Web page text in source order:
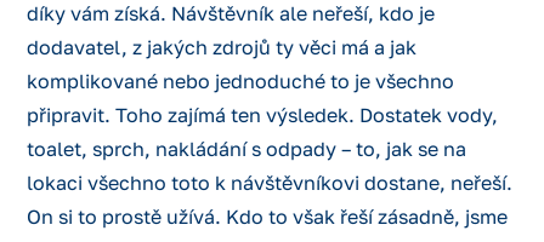
díky vám získá. Návštěvník ale neřeší, kdo je
dodavatel, z jakých zdrojů ty věci má a jak
komplikované nebo jednoduché to je všechno
připravit. Toho zajímá ten výsledek. Dostatek vody,
toalet, sprch, nakládání s odpady – to, jak se na
lokaci všechno toto k návštěvníkovi dostane, neřeší.
On si to prostě užívá. Kdo to však řeší zásadně, jsme